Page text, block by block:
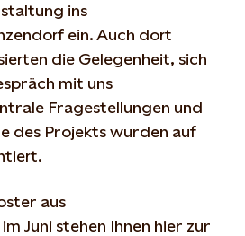
ins
ein. Auch dort
die Gelegenheit, sich
mit uns
Fragestellungen und
des Projekts wurden auf
aus
Juni stehen Ihnen hier zur